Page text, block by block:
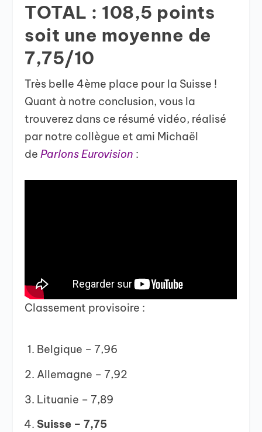
TOTAL : 108,5 points
soit une moyenne de
7,75/10
Très belle 4ème place pour la Suisse !
Quant à notre conclusion, vous la
trouverez dans ce résumé vidéo, réalisé
par notre collègue et ami Michaël
deParlons Eurovision :
Classement provisoire :
Belgique – 7,96
Allemagne – 7,92
Lituanie – 7,89
Suisse – 7,75